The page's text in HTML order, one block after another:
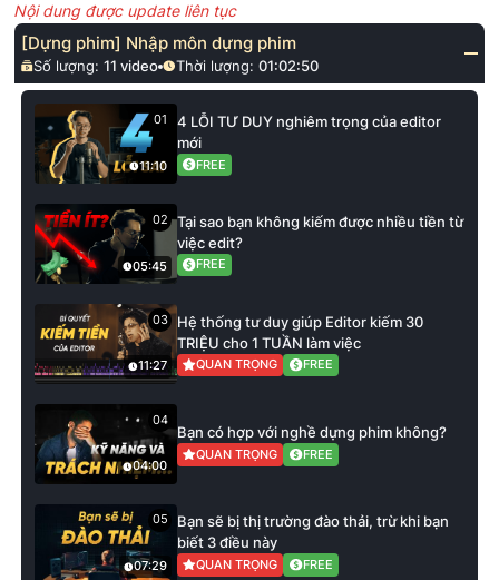
Nội dung được update liên tục
[Dựng phim] Nhập môn dựng phim
Số lượng:11 video Thời lượng: 01:02:50
01
11:10
4 LỖI TƯ DUY nghiêm trọng của editor
mới
FREE
02
05:45
Tại sao bạn không kiếm được nhiều tiền từ
việc edit?
FREE
03
11:27
Hệ thống tư duy giúp Editor kiếm 30
TRIỆU cho 1 TUẦN làm việc
QUAN TRỌNG FREE
04
04:00
Bạn có hợp với nghề dựng phim không?
QUAN TRỌNG FREE
05
07:29
Bạn sẽ bị thị trường đào thải, trừ khi bạn
biết 3 điều này
QUAN TRỌNG FREE